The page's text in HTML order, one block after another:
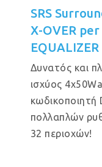
SRS
X-OVER
Δυνατός και
ισχύος
κωδικοποιητή
πολλαπλών
32 περιοχών!